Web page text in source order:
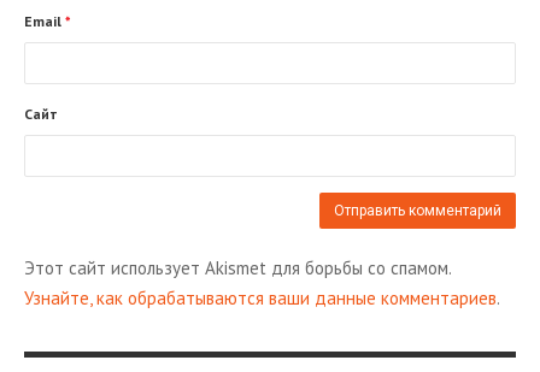
Email *
Сайт
Этот сайт использует Akismet для борьбы со спамом.
Узнайте, как обрабатываются ваши данные комментариев.